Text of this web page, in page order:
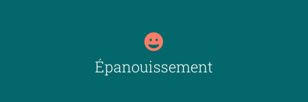
Épanouissement